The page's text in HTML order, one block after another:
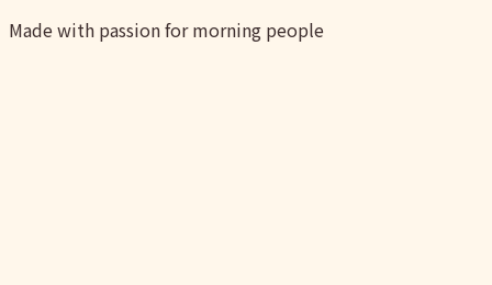
Made with passion for morning people